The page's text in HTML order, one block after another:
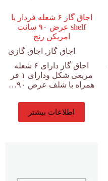
اجاق گاز ۶ شعله فردار با
shelf عرض ۹۰ سانت
امریکن رنج
اجاق گاز , اجاق گازی
اجاق گاز دارای ۶ شعله
مربعی شکل ودارای ۱ فر
همراه با شلف عرض ۹۰…
اطلاعات بیشتر